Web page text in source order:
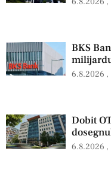
BKS
6.8.2026
Dobit
6.8.2026